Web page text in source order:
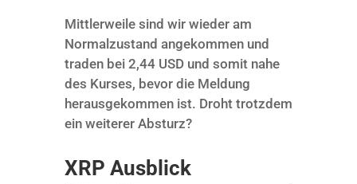
Mittlerweile sind wir wieder am
Normalzustand angekommen und
traden bei 2,44 USD und somit nahe
des Kurses, bevor die Meldung
herausgekommen ist. Droht trotzdem
ein weiterer Absturz?
XRP Ausblick